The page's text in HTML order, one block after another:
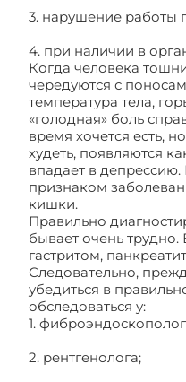
3. нарушение работы
4. при наличии в
Когда человека
чередуются с
температура тела,
«голодная» боль
время хочется есть,
худеть, появляются
впадает в
признаком
кишки.
Правильно
бывает очень трудно.
гастритом,
Следовательно,
убедиться в
обследоваться у:
1.
2. рентгенолога;